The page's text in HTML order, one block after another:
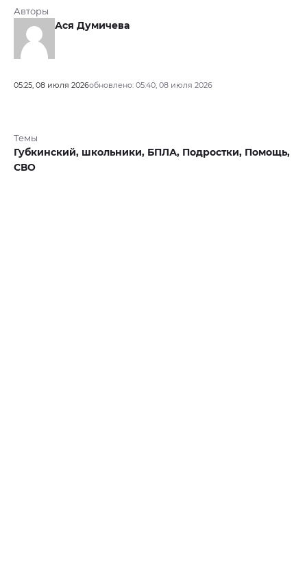
Авторы
Ася Думичева
05:25, 08 июля 2026обновлено: 05:40, 08 июля 2026
Темы
Губкинский, школьники, БПЛА, Подростки, Помощь,
СВО